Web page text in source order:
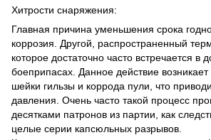
Хитрости снаряжения:
Главная причина уменьшения срока
коррозия. Другой, распространенный
которое достаточно часто встречается в
боеприпасах. Данное действие возникает
шейки гильзы и коррода пули, что
давления. Очень часто такой процесс
десятками патронов из партии, как
целые серии капсюльных разрывов.